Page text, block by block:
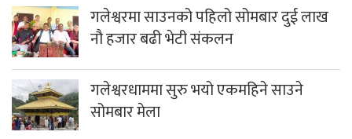
गलेश्वरमा साउनको पहिलो सोमबार दुई लाख
नौ हजार बढी भेटी संकलन
गलेश्वरधाममा सुरु भयो एकमहिने साउने
सोमबार मेला